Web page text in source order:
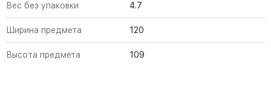
Вес без упаковки 4.7
Ширина предмета 120
Высота предмета 109